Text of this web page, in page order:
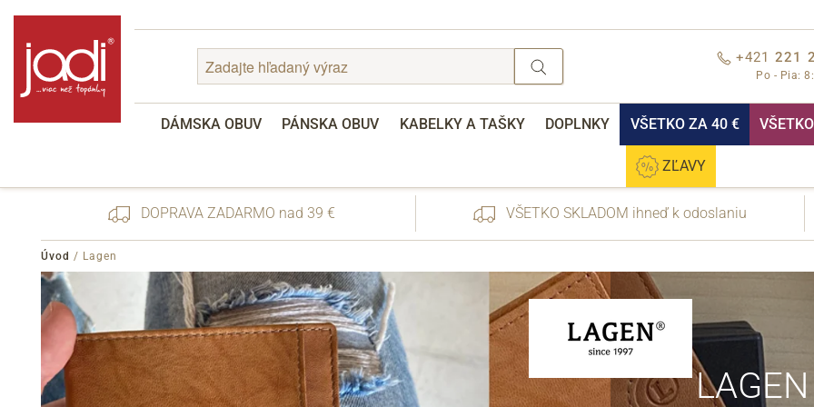
+421 221
Po - Pia:
DÁMSKA OBUV PÁNSKA OBUV KABELKY A TAŠKY DOPLNKY VŠETKO ZA 40 €
ZĽAVY
Zabudnuté heslo
Registrácia
nebo přihlášení
Cez Facebook
DOPRAVA ZADARMO nad 39 € VŠETKO SKLADOM ihneď k odoslaniu
Úvod / Lagen
LAGEN